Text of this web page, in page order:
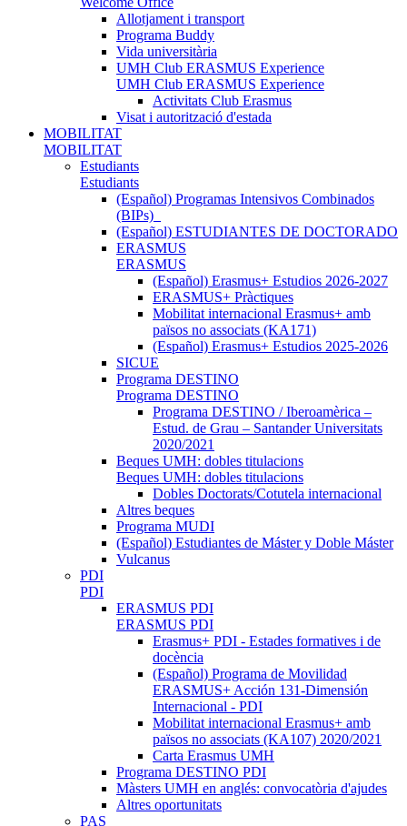
Allotjament i transport
Programa Buddy
Vida universitària
UMH Club ERASMUS Experience
UMH Club ERASMUS Experience
Activitats Club Erasmus
Visat i autorització d'estada
MOBILITAT
MOBILITAT
Estudiants
Estudiants
(Español) Programas Intensivos Combinados
(BIPs)_
(Español) ESTUDIANTES DE DOCTORADO
ERASMUS
ERASMUS
(Español) Erasmus+ Estudios 2026-2027
ERASMUS+ Pràctiques
Mobilitat internacional Erasmus+ amb
països no associats (KA171)
(Español) Erasmus+ Estudios 2025-2026
SICUE
Programa DESTINO
Programa DESTINO
Programa DESTINO / Iberoamèrica –
Estud. de Grau – Santander Universitats
2020/2021
Beques UMH: dobles titulacions
Beques UMH: dobles titulacions
Dobles Doctorats/Cotutela internacional
Altres beques
Programa MUDI
(Español) Estudiantes de Máster y Doble Máster
Vulcanus
PDI
PDI
ERASMUS PDI
ERASMUS PDI
Erasmus+ PDI - Estades formatives i de
docència
(Español) Programa de Movilidad
ERASMUS+ Acción 131-Dimensión
Internacional - PDI
Mobilitat internacional Erasmus+ amb
països no associats (KA107) 2020/2021
Carta Erasmus UMH
Programa DESTINO PDI
Màsters UMH en anglés: convocatòria d'ajudes
Altres oportunitats
PAS